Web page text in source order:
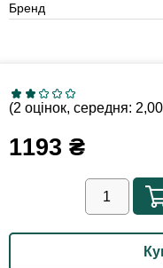
Бренд
(2 оцінок, середня:
1193 ₴